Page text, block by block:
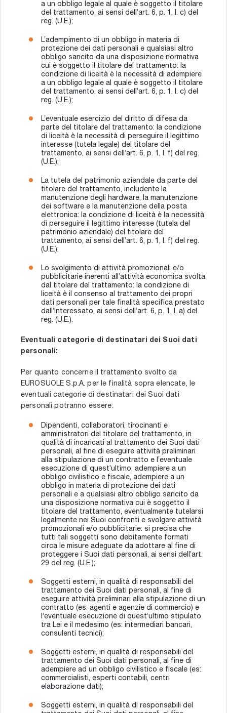
a un obbligo legale al quale è soggetto il titolare
del trattamento, ai sensi dell’art. 6, p. 1, l. c) del
reg. (U.E.);
L’adempimento di un obbligo in materia di
protezione dei dati personali e qualsiasi altro
obbligo sancito da una disposizione normativa
cui è soggetto il titolare del trattamento: la
condizione di liceità è la necessità di adempiere
a un obbligo legale al quale è soggetto il titolare
del trattamento, ai sensi dell’art. 6, p. 1, l. c) del
reg. (U.E.);
L’eventuale esercizio del diritto di difesa da
parte del titolare del trattamento: la condizione
di liceità è la necessità di perseguire il legittimo
interesse (tutela legale) del titolare del
trattamento, ai sensi dell’art. 6, p. 1, l. f) del reg.
(U.E.);
La tutela del patrimonio aziendale da parte del
titolare del trattamento, includente la
manutenzione degli hardware, la manutenzione
dei software e la manutenzione della posta
elettronica: la condizione di liceità è la necessità
di perseguire il legittimo interesse (tutela del
patrimonio aziendale) del titolare del
trattamento, ai sensi dell’art. 6, p. 1, l. f) del reg.
(U.E.);
Lo svolgimento di attività promozionali e/o
pubblicitarie inerenti all’attività economica svolta
dal titolare del trattamento: la condizione di
liceità è il consenso al trattamento dei propri
dati personali per tale finalità specifica prestato
dall’Interessato, ai sensi dell’art. 6, p. 1, l. a) del
reg. (U.E.).
Eventuali categorie di destinatari dei Suoi dati
personali:
Per quanto concerne il trattamento svolto da
EUROSUOLE S.p.A. per le finalità sopra elencate, le
eventuali categorie di destinatari dei Suoi dati
personali potranno essere:
Dipendenti, collaboratori, tirocinanti e
amministratori del titolare del trattamento, in
qualità di incaricati al trattamento dei Suoi dati
personali, al fine di eseguire attività preliminari
alla stipulazione di un contratto e l’eventuale
esecuzione di quest’ultimo, adempiere a un
obbligo civilistico e fiscale, adempiere a un
obbligo in materia di protezione dei dati
personali e a qualsiasi altro obbligo sancito da
una disposizione normativa cui è soggetto il
titolare del trattamento, eventualmente tutelarsi
legalmente nei Suoi confronti e svolgere attività
promozionali e/o pubblicitarie: si precisa che
tutti tali soggetti sono debitamente formati
circa le misure adeguate da adottare al fine di
proteggere i Suoi dati personali, ai sensi dell’art.
29 del reg. (U.E.);
Soggetti esterni, in qualità di responsabili del
trattamento dei Suoi dati personali, al fine di
eseguire attività preliminari alla stipulazione di un
contratto (es: agenti e agenzie di commercio) e
l’eventuale esecuzione di quest’ultimo stipulato
tra Lei e il medesimo (es: intermediari bancari,
consulenti tecnici);
Soggetti esterni, in qualità di responsabili del
trattamento dei Suoi dati personali, al fine di
adempiere ad un obbligo civilistico e fiscale (es:
commercialisti, esperti contabili, centri
elaborazione dati);
Soggetti esterni, in qualità di responsabili del